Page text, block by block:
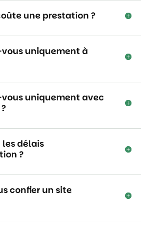
une prestation ?
uniquement à
uniquement avec
les délais
?
confier un site